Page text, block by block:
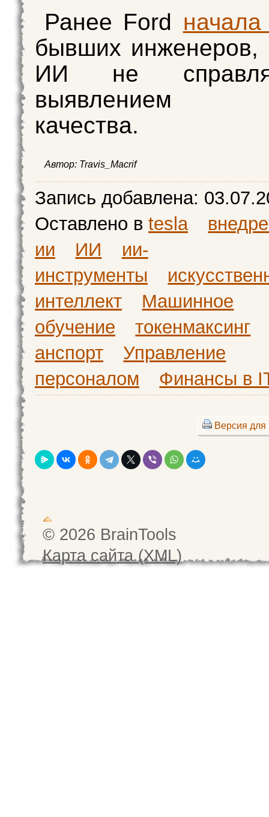
Ранее Ford
бывших инженеров,
ИИ не
выявлением
качества.
Автор: Travis_Macrif
Запись добавлена:
Оставлено в tesla
ии
ИИ
ии-
инструменты
интеллект
Машинное
обучение
токенмаксинг
анспорт
Управление
персоналом
Финансы в
Версия для
© 2026 BrainTools
Карта сайта (XML)